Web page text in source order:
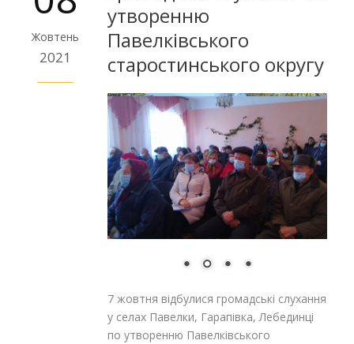
Жовтень
2021
утворенню
Павелківського
старостинського округу
7 жовтня відбулися громадські слухання
у селах Павелки, Гарапівка, Лебединці
по утворенню Павелківського